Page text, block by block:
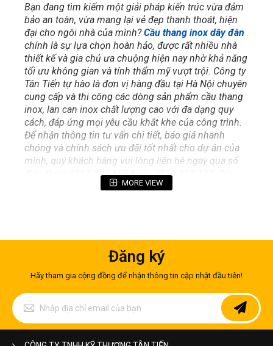
Bạn đang tìm kiếm một giải pháp kiến trúc vừa đảm
bảo an toàn, vừa mang lại vẻ đẹp thanh thoát, hiện
đại cho ngôi nhà của mình?Cầu thang inox dây đàn
chính là sự lựa chọn hoàn hảo, được rất nhiều nhà
thiết kế và gia chủ ưa chuộng hiện nay nhờ khả năng
tối ưu không gian và tính thẩm mỹ vượt trội. Công ty
Tân Tiến tự hào là đơn vị hàng đầu tại Hà Nội chuyên
cung cấp và thi công các dòng sản phẩm cầu thang
inox, lan can inox chất lượng cao với đa dạng quy
cách, đáp ứng mọi yêu cầu khắt khe của công trình.
Để nhận thông tin tư vấn chi tiết, báo giá nhanh
chóng và chính sách ưu đãi tốt nhất cho dự án của
mình, quý khách hàng vui lòng liên hệ ngay qua số
0967 388 669hoặc0914 128 128
ngũ chuyên viên của chúng tôi luôn sẵn sàng hỗ trợ
Giới thiệu tổng quan về cầu thang inox dây đàn
Cấu tạo chi tiết và thông số kỹ thuật chuẩn của
cầu thang inox dây đàn
Phân tích sâu các ưu điểm nổi bật và ứng dụng
MORE VIEW
Đăng ký
Hãy tham gia cộng đồng để nhận thông tin cập nhật đầu tiên!
Đăng
ký
để
nhận